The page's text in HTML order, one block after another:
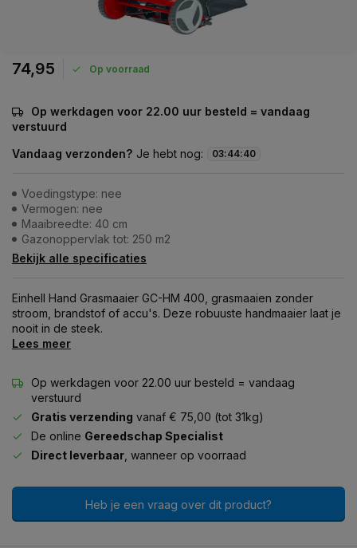
74,95 Op voorraad
Op werkdagen voor 22.00 uur besteld = vandaag
verstuurd
Vandaag verzonden? Je hebt nog: 03:44:40
Voedingstype: nee
Vermogen: nee
Maaibreedte: 40 cm
Gazonoppervlak tot: 250 m2
Bekijk alle specificaties
Einhell Hand Grasmaaier GC-HM 400, grasmaaien zonder
stroom, brandstof of accu's. Deze robuuste handmaaier laat je
nooit in de steek.
Lees meer
Op werkdagen voor 22.00 uur besteld = vandaag
verstuurd
Gratis verzending vanaf € 75,00 (tot 31kg)
De online Gereedschap Specialist
Direct leverbaar , wanneer op voorraad
Heb je een vraag over dit product?